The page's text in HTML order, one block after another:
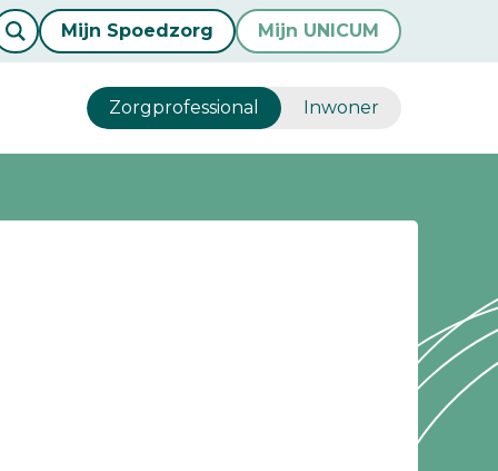
Mijn Spoedzorg Mijn UNICUM
Zorgprofessional Inwoner